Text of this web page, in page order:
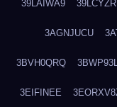
39LAIWA9 39LCYZRI
3AGNJUCU
3BVH0QRQ
3EIFINEE